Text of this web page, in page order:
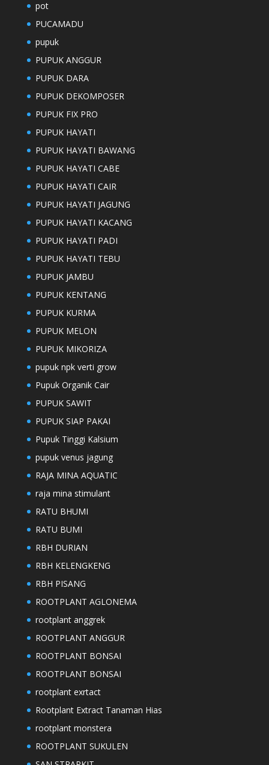
pot
PUCAMADU
pupuk
PUPUK ANGGUR
PUPUK DARA
PUPUK DEKOMPOSER
PUPUK FIX PRO
PUPUK HAYATI
PUPUK HAYATI BAWANG
PUPUK HAYATI CABE
PUPUK HAYATI CAIR
PUPUK HAYATI JAGUNG
PUPUK HAYATI KACANG
PUPUK HAYATI PADI
PUPUK HAYATI TEBU
PUPUK JAMBU
PUPUK KENTANG
PUPUK KURMA
PUPUK MELON
PUPUK MIKORIZA
pupuk npk verti grow
Pupuk Organik Cair
PUPUK SAWIT
PUPUK SIAP PAKAI
Pupuk Tinggi Kalsium
pupuk venus jagung
RAJA MINA AQUATIC
raja mina stimulant
RATU BHUMI
RATU BUMI
RBH DURIAN
RBH KELENGKENG
RBH PISANG
ROOTPLANT AGLONEMA
rootplant anggrek
ROOTPLANT ANGGUR
ROOTPLANT BONSAI
ROOTPLANT BONSAI
rootplant exrtact
Rootplant Extract Tanaman Hias
rootplant monstera
ROOTPLANT SUKULEN